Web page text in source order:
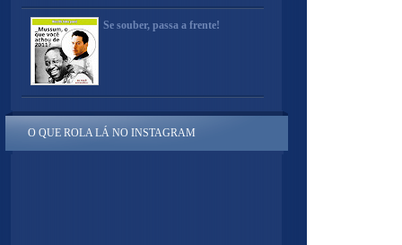
Se souber, passa a frente!
O QUE ROLA LÁ NO INSTAGRAM